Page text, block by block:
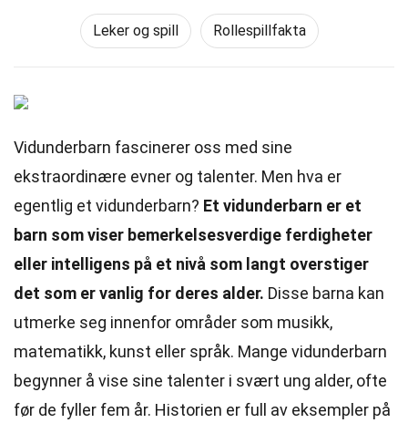
Leker og spill Rollespillfakta
Vidunderbarn fascinerer oss med sine
ekstraordinære evner og talenter. Men hva er
egentlig et vidunderbarn? Et vidunderbarn er et
barn som viser bemerkelsesverdige ferdigheter
eller intelligens på et nivå som langt overstiger
det som er vanlig for deres alder. Disse barna kan
utmerke seg innenfor områder som musikk,
matematikk, kunst eller språk. Mange vidunderbarn
begynner å vise sine talenter i svært ung alder, ofte
før de fyller fem år. Historien er full av eksempler på